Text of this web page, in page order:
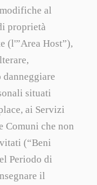
al
proprietà
(l'”Area Host”),
situati
ai Servizi
Comuni che non
(“Beni
Periodo di
il